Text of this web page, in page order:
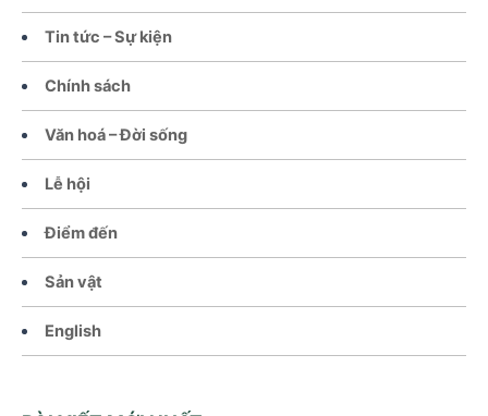
Tin tức – Sự kiện
Chính sách
Văn hoá – Đời sống
Lễ hội
Điểm đến
Sản vật
English